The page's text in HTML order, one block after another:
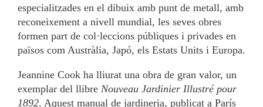
especialitzades en el dibuix amb punt de metall, amb
reconeixement a nivell mundial, les seves obres
formen part de col·leccions públiques i privades en
països com Austràlia, Japó, els Estats Units i Europa.
Jeannine Cook ha lliurat una obra de gran valor, un
exemplar del llibre Nouveau Jardinier Illustré pour
1892. Aquest manual de jardineria, publicat a París